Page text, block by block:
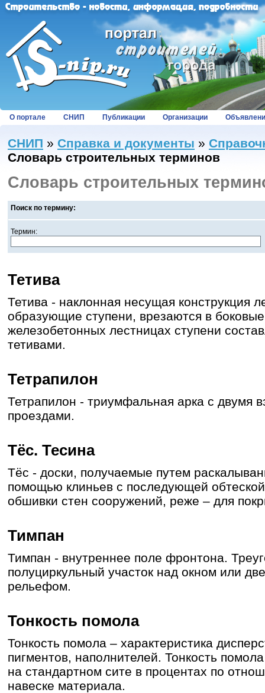
О портале СНИП Публикации Организации
СНИП » Справка и документы »
Словарь строительных терминов
Словарь строительных
Поиск по термину:
Термин:
Тетива
Тетива - наклонная несущая конструкция
образующие ступени, врезаются в
железобетонных лестницах ступени
тетивами.
Тетрапилон
Тетрапилон - триумфальная арка с двумя
проездами.
Тёс. Тесина
Тёс - доски, получаемые путем
помощью клиньев с последующей
обшивки стен сооружений, реже – для
Тимпан
Тимпан - внутреннее поле фронтона.
полуциркульный участок над окном или
рельефом.
Тонкость помола
Тонкость помола – характеристика
пигментов, наполнителей. Тонкость
на стандартном сите в процентах по
навеске материала.